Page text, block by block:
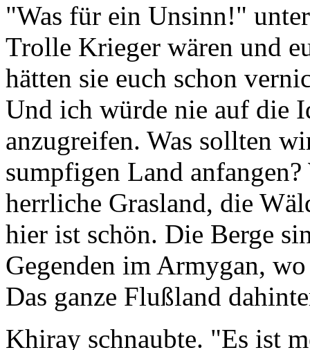
"Was für ein Unsinn!"
Trolle Krieger wären und
hätten sie euch schon
Und ich würde nie auf die
anzugreifen. Was sollten
sumpfigen Land
herrliche Grasland, die
hier ist schön. Die Berge
Gegenden im Armygan,
Das ganze Flußland
Khiray schnaubte. "Es ist